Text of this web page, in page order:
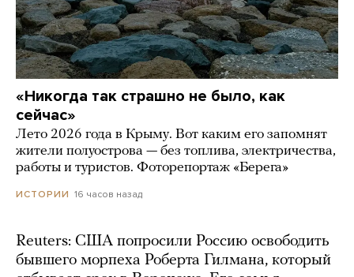
«Никогда так страшно не было, как
сейчас»
Лето 2026 года в Крыму. Вот каким его запомнят
жители полуострова — без топлива, электричества,
работы и туристов. Фоторепортаж «Берега»
ИСТОРИИ 16 часов назад
Reuters: США попросили Россию освободить
бывшего морпеха Роберта Гилмана, который